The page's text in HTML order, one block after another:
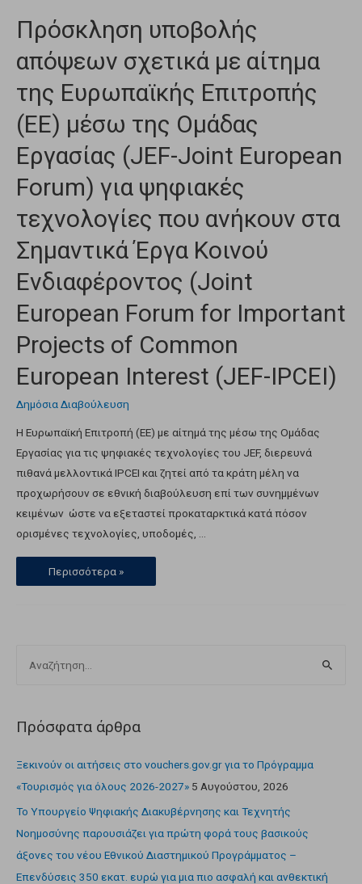
Πρόσκληση υποβολής
απόψεων σχετικά με αίτημα
της Ευρωπαϊκής Επιτροπής
(ΕΕ) μέσω της Ομάδας
Εργασίας (JEF-Joint European
Forum) για ψηφιακές
τεχνολογίες που ανήκουν στα
Σημαντικά Έργα Κοινού
Ενδιαφέροντος (Joint
European Forum for Important
Projects of Common
European Interest (JEF-IPCEI)
Δημόσια Διαβούλευση
Η Ευρωπαϊκή Επιτροπή (ΕΕ) με αίτημά της μέσω της Ομάδας
Εργασίας για τις ψηφιακές τεχνολογίες του JEF, διερευνά
πιθανά μελλοντικά IPCEI και ζητεί από τα κράτη μέλη να
προχωρήσουν σε εθνική διαβούλευση επί των συνημμένων
κειμένων ώστε να εξεταστεί προκαταρκτικά κατά πόσον
ορισμένες τεχνολογίες, υποδομές, …
Περισσότερα »
Πρόσφατα άρθρα
Ξεκινούν οι αιτήσεις στο vouchers.gov.gr για το Πρόγραμμα
«Τουρισμός για όλους 2026-2027» 5 Αυγούστου, 2026
Το Υπουργείο Ψηφιακής Διακυβέρνησης και Τεχνητής
Νοημοσύνης παρουσιάζει για πρώτη φορά τους βασικούς
άξονες του νέου Εθνικού Διαστημικού Προγράμματος –
Επενδύσεις 350 εκατ. ευρώ για μια πιο ασφαλή και ανθεκτική